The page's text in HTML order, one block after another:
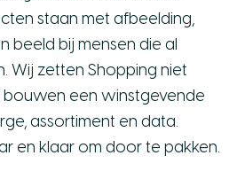
staan met afbeelding,
beeld bij mensen die al
Wij zetten Shopping niet
bouwen een winstgevende
assortiment en data.
en klaar om door te pakken.